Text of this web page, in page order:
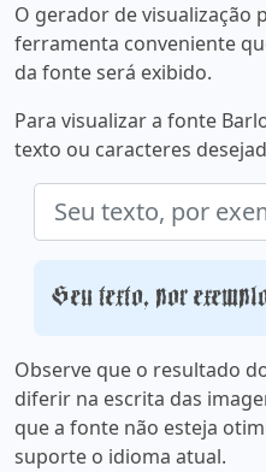
O gerador de visualização
ferramenta conveniente
da fonte será exibido.
Para visualizar a fonte
texto ou caracteres
Seu texto, por
Observe que o resultado
diferir na escrita das
que a fonte não esteja
suporte o idioma atual.